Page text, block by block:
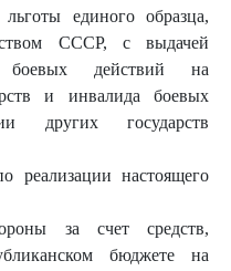
единого образца,
СССР, с выдачей
боевых действий на
и инвалида боевых
других государств
реализации настоящего
за счет средств,
бюджете на